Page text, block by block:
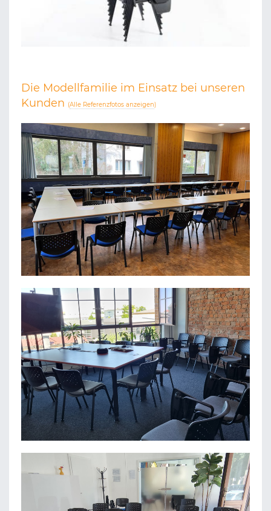
Die Modellfamilie im Einsatz bei unseren
Kunden (Alle Referenzfotos anzeigen)
KATHOLISCHE KIRCHENGEMEINDE ST.
FRANZISKUS
BCC-ENERGIE GMBH